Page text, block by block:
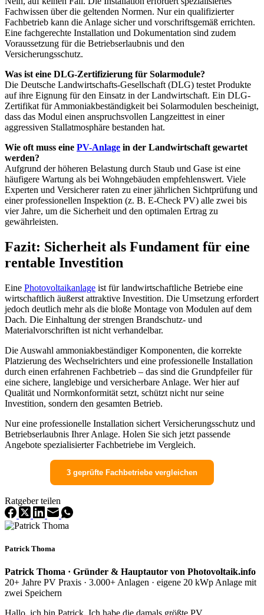
Fachwissen über die geltenden Normen. Nur ein qualifizierter
Fachbetrieb kann die Anlage sicher und vorschriftsgemäß errichten.
Eine fachgerechte Installation und Dokumentation sind zudem
Voraussetzung für die Betriebserlaubnis und den
Versicherungsschutz.
Was ist eine DLG-Zertifizierung für Solarmodule?
Die Deutsche Landwirtschafts-Gesellschaft (DLG) testet Produkte
auf ihre Eignung für den Einsatz in der Landwirtschaft. Ein DLG-
Zertifikat für Ammoniakbeständigkeit bei Solarmodulen bescheinigt,
dass das Modul einen anspruchsvollen Langzeittest in einer
aggressiven Stallatmosphäre bestanden hat.
Wie oft muss eine PV-Anlage in der Landwirtschaft gewartet
werden?
Aufgrund der höheren Belastung durch Staub und Gase ist eine
häufigere Wartung als bei Wohngebäuden empfehlenswert. Viele
Experten und Versicherer raten zu einer jährlichen Sichtprüfung und
einer professionellen Inspektion (z. B. E-Check PV) alle zwei bis
vier Jahre, um die Sicherheit und den optimalen Ertrag zu
gewährleisten.
Fazit: Sicherheit als Fundament für eine
rentable Investition
Eine Photovoltaikanlage ist für landwirtschaftliche Betriebe eine
wirtschaftlich äußerst attraktive Investition. Die Umsetzung erfordert
jedoch deutlich mehr als die bloße Montage von Modulen auf dem
Dach. Die Einhaltung der strengen Brandschutz- und
Materialvorschriften ist nicht verhandelbar.
Die Auswahl ammoniakbeständiger Komponenten, die korrekte
Platzierung des Wechselrichters und eine professionelle Installation
durch einen erfahrenen Fachbetrieb – das sind die Grundpfeiler für
eine sichere, langlebige und versicherbare Anlage. Wer hier auf
Qualität und Normkonformität setzt, schützt nicht nur seine
Investition, sondern den gesamten Betrieb.
Nur eine professionelle Installation sichert Versicherungsschutz und
Betriebserlaubnis Ihrer Anlage. Holen Sie sich jetzt passende
Angebote spezialisierter Fachbetriebe im Vergleich.
3 geprüfte Fachbetriebe vergleichen
Ratgeber teilen
Patrick Thoma
Patrick Thoma · Gründer & Hauptautor von Photovoltaik.info
20+ Jahre PV Praxis · 3.000+ Anlagen · eigene 20 kWp Anlage mit
zwei Speichern
Hallo, ich bin Patrick. Ich habe die damals größte PV